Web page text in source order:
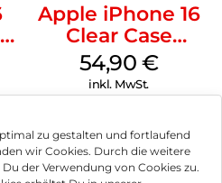
zu gestalten und fortlaufend
wir Cookies. Durch die weitere
der Verwendung von Cookies zu.
Apple iPhone 16
Clear Case
MagSafe
Transparent
54,90 €
inkl. MwSt.